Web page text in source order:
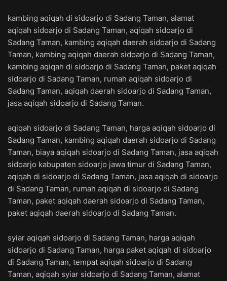
kambing aqiqah di sidoarjo di Sadang Taman, alamat
aqiqah sidoarjo di Sadang Taman, aqiqah sidoarjo di
Sadang Taman, kambing aqiqah daerah sidoarjo di Sadang
Taman, kambing aqiqah daerah sidoarjo di Sadang Taman,
kambing aqiqah di sidoarjo di Sadang Taman, paket aqiqah
sidoarjo di Sadang Taman, rumah aqiqah sidoarjo di
Sadang Taman, aqiqah daerah sidoarjo di Sadang Taman,
jasa aqiqah sidoarjo di Sadang Taman.
aqiqah sidoarjo di Sadang Taman, harga aqiqah sidoarjo di
Sadang Taman, kambing aqiqah daerah sidoarjo di Sadang
Taman, biaya aqiqah sidoarjo di Sadang Taman, jasa aqiqah
sidoarjo kabupaten sidoarjo jawa timur di Sadang Taman,
aqiqah di sidoarjo di Sadang Taman, jasa aqiqah di sidoarjo
di Sadang Taman, rumah aqiqah di sidoarjo di Sadang
Taman, paket aqiqah daerah sidoarjo di Sadang Taman,
paket aqiqah daerah sidoarjo di Sadang Taman.
syiar aqiqah sidoarjo di Sadang Taman, harga aqiqah
sidoarjo di Sadang Taman, harga paket aqiqah di sidoarjo
di Sadang Taman, tempat aqiqah sidoarjo di Sadang
Taman, aqiqah syiar sidoarjo di Sadang Taman, alamat